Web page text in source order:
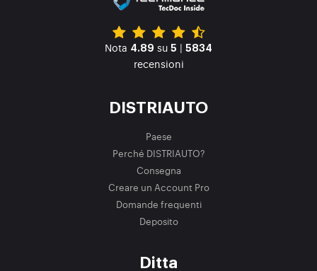
Nota 4.89 su 5 | 5834
recensioni
DISTRIAUTO
Paese
Perché DISTRIAUTO?
Consegna
Creare un Account Pro
Domande frequenti
Deposito
Ditta